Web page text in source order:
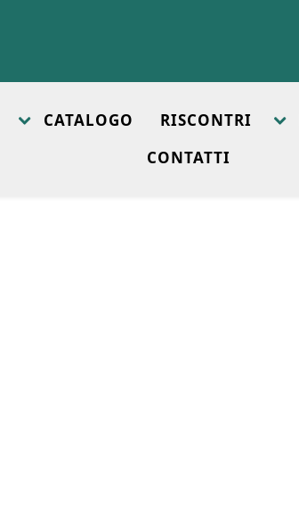
CATALOGO RISCONTRI
CONTATTI